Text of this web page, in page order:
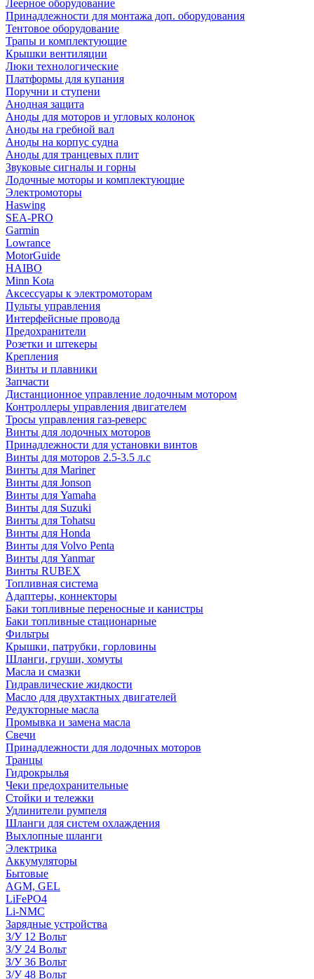
Леерное оборудование
Принадлежности для монтажа доп. оборудования
Тентовое оборудование
Трапы и комплектующие
Крышки вентиляции
Люки технологические
Платформы для купания
Поручни и ступени
Анодная защита
Аноды для моторов и угловых колонок
Аноды на гребной вал
Аноды на корпус судна
Аноды для транцевых плит
Звуковые сигналы и горны
Лодочные моторы и комплектующие
Электромоторы
Haswing
SEA-PRO
Garmin
Lowrance
MotorGuide
HAIBO
Minn Kota
Аксессуары к электромоторам
Пульты управления
Интерфейсные провода
Предохранители
Розетки и штекеры
Крепления
Винты и плавники
Запчасти
Дистанционное управление лодочным мотором
Контроллеры управления двигателем
Тросы управления газ-реверс
Винты для лодочных моторов
Принадлежности для установки винтов
Винты для моторов 2.5-3.5 л.с
Винты для Mariner
Винты для Jonson
Винты для Yamaha
Винты для Suzuki
Винты для Tohatsu
Винты для Honda
Винты для Volvo Penta
Винты для Yanmar
Винты RUBEX
Топливная система
Адаптеры, коннекторы
Баки топливные переносные и канистры
Баки топливные стационарные
Фильтры
Крышки, патрубки, горловины
Шланги, груши, хомуты
Масла и смазки
Гидравлические жидкости
Масло для двухтактных двигателей
Редукторные масла
Промывка и замена масла
Свечи
Принадлежности для лодочных моторов
Транцы
Гидрокрылья
Чеки предохранительные
Стойки и тележки
Удлинители румпеля
Шланги для систем охлаждения
Выхлопные шланги
Электрика
Аккумуляторы
Бытовые
AGM, GEL
LiFePO4
Li-NMC
Зарядные устройства
З/У 12 Вольт
З/У 24 Вольт
З/У 36 Вольт
З/У 48 Вольт